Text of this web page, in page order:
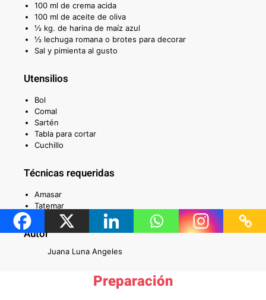
100 ml de crema acida
100 ml de aceite de oliva
½ kg. de harina de maíz azul
½ lechuga romana o brotes para decorar
Sal y pimienta al gusto
Utensilios
Bol
Comal
Sartén
Tabla para cortar
Cuchillo
Técnicas requeridas
Amasar
Tatemar
Autor
Juana Luna Angeles
Preparación